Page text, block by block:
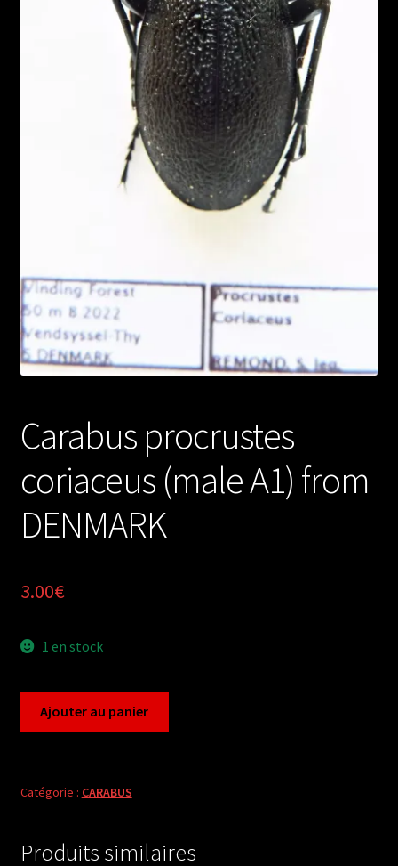
Carabus procrustes
coriaceus (male A1) from
DENMARK
3.00€
1 en stock
coriaceus
from
Ajouter au panier
Catégorie : CARABUS
Produits similaires